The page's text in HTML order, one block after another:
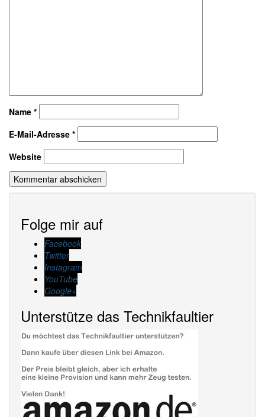
Name *
E-Mail-Adresse *
Website
Folge mir auf
Facebook
Twitter
Instagram
YouTube
Google+
Unterstütze das Technikfaultier